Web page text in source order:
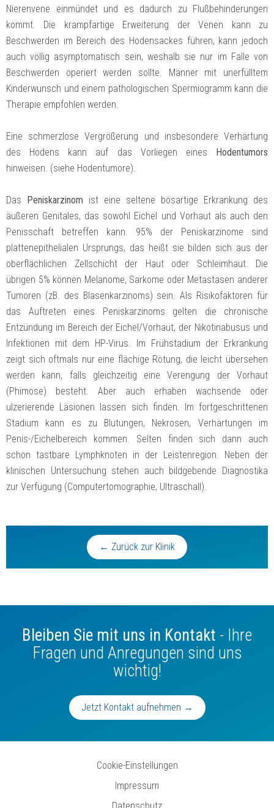
← Zurück zur Klinik
Nierenvene einmündet und es dadurch zu Flußbehinderungen
kommt. Die krampfartige Erweiterung der Venen kann zu
Beschwerden im Bereich des Hodensackes führen, kann jedoch
auch völlig asymptomatisch sein, weshalb sie nur im Falle von
Beschwerden operiert werden sollte. Männer mit unerfülltem
Kinderwunsch und einem pathologischen Spermiogramm kann die
Therapie empfohlen werden.
Eine schmerzlose Vergrößerung und insbesondere Verhärtung
des Hodens kann auf das Vorliegen eines
Hodentumors
hinweisen. (siehe Hodentumore).
Das Peniskarzinom ist eine seltene bösartige Erkrankung des
äußeren Genitales, das sowohl Eichel und Vorhaut als auch den
Penisschaft betreffen kann. 95% der Peniskarzinome sind
plattenepithelialen Ursprungs, das heißt sie bilden sich aus der
oberflächlichen Zellschicht der Haut oder Schleimhaut. Die
übrigen 5% können Melanome, Sarkome oder Metastasen anderer
Tumoren (zB. des Blasenkarzinoms) sein. Als Risikofaktoren für
das Auftreten eines Peniskarzinoms gelten die chronische
Entzündung im Bereich der Eichel/Vorhaut, der Nikotinabusus und
Infektionen mit dem HP-Virus. Im Frühstadium der Erkrankung
zeigt sich oftmals nur eine flächige Rötung, die leicht übersehen
werden kann, falls gleichzeitig eine Verengung der Vorhaut
(Phimose) besteht. Aber auch erhaben wachsende oder
ulzerierende Läsionen lassen sich finden. Im fortgeschrittenen
Stadium kann es zu Blutungen, Nekrosen, Verhärtungen im
Penis-/Eichelbereich kommen. Selten finden sich dann auch
schon tastbare Lymphknoten in der Leistenregion. Neben der
klinischen Untersuchung stehen auch bildgebende Diagnostika
zur Verfügung (Computertomographie, Ultraschall).
Bleiben Sie mit uns in Kontakt - Ihre
Fragen und Anregungen sind uns
wichtig!
Jetzt Kontakt aufnehmen →
Cookie-Einstellungen
Impressum